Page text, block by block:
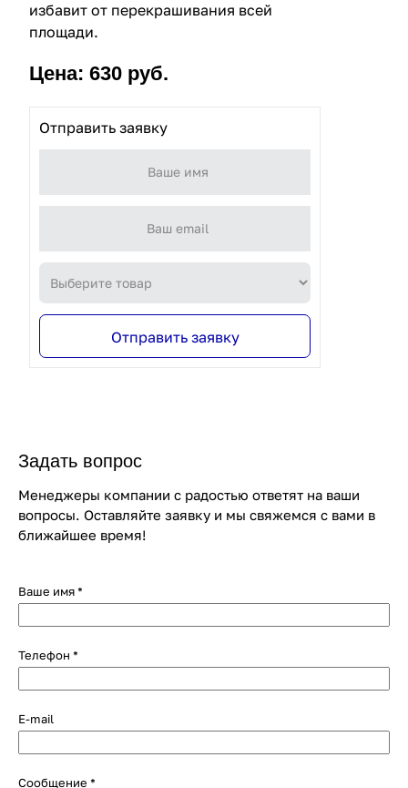
избавит от перекрашивания всей
площади.
Цена: 630 руб.
Отправить заявку
Отправить заявку
Задать вопрос
Менеджеры компании с радостью ответят на ваши
вопросы. Оставляйте заявку и мы свяжемся с вами в
ближайшее время!
Ваше имя *
Телефон *
E-mail
Сообщение *